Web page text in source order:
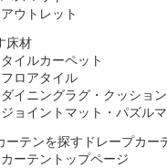
アウトレット
床材
タイルカーペット
フロアタイル
ダイニングラグ・クッショ
ジョイントマット・パズル
ドレープカー
カーテントップページ